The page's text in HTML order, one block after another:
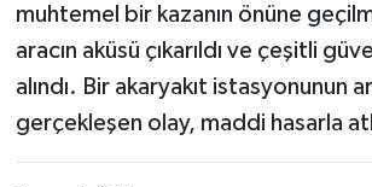
muhtemel bir kazanın önüne
aracın aküsü çıkarıldı ve çeşitli
alındı. Bir akaryakıt istasyonunun
gerçekleşen olay, maddi hasarla